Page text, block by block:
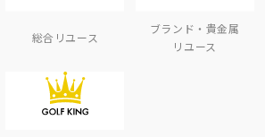
総合リユース
ブランド・貴金属
リユース